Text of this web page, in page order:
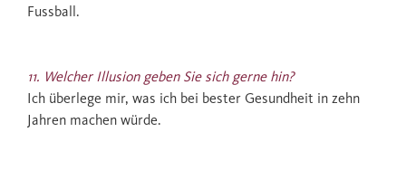
Fussball.
11. Welcher Illusion geben Sie sich gerne hin?
Ich überlege mir, was ich bei bester Gesundheit in zehn
Jahren machen würde.